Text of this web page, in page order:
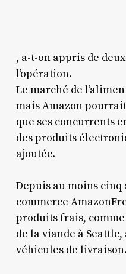
, a-t-on appris de
l’opération.
Le marché de
mais Amazon
que ses concurrents
des produits
ajoutée.
Depuis au moins cinq
commerce
produits frais,
de la viande à
véhicules de livraison.